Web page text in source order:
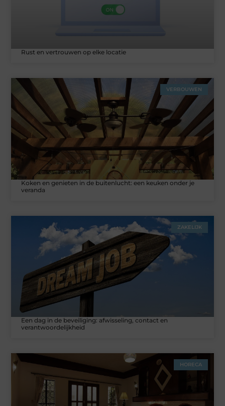
Rust en vertrouwen op elke locatie
VERBOUWEN
Koken en genieten in de buitenlucht: een keuken onder je
veranda
ZAKELIJK
Een dag in de beveiliging: afwisseling, contact en
verantwoordelijkheid
HORECA